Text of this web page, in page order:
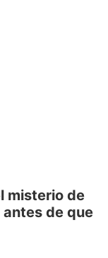
misterio de
de que